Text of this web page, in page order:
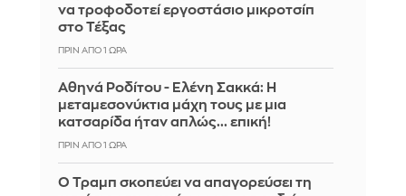
να τροφοδοτεί εργοστάσιο μικροτσίπ
στο Τέξας
ΠΡΙΝ ΑΠΌ 1 ΏΡΑ
Αθηνά Ροδίτου - Ελένη Σακκά: Η
μεταμεσονύκτια μάχη τους με μια
κατσαρίδα ήταν απλώς... επική!
ΠΡΙΝ ΑΠΌ 1 ΏΡΑ
Ο Τραμπ σκοπεύει να απαγορεύσει τη